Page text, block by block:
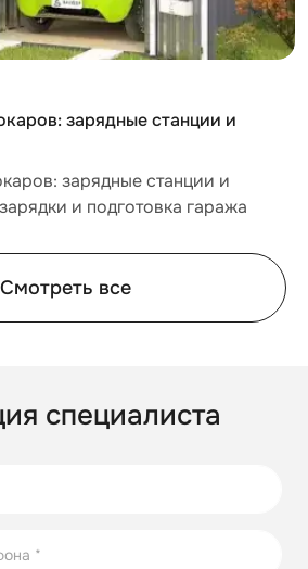
зарядные станции и
зарядные станции и
и подготовка гаража
Смотреть все
специалиста